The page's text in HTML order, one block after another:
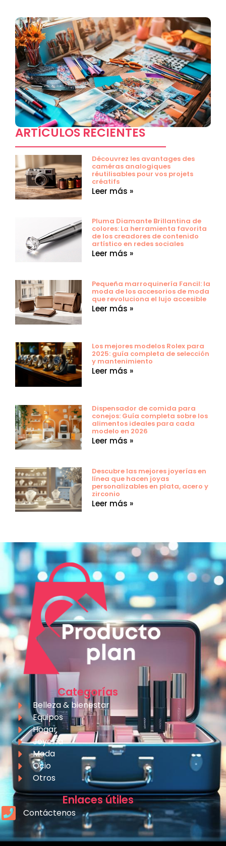
ARTÍCULOS RECIENTES
Découvrez les avantages des
caméras analogiques
réutilisables pour vos projets
créatifs
Leer más »
Pluma Diamante Brillantina de
colores: La herramienta favorita
de los creadores de contenido
artístico en redes sociales
Leer más »
Pequeña marroquinería Fancil: la
moda de los accesorios de moda
que revoluciona el lujo accesible
Leer más »
Los mejores modelos Rolex para
2025: guía completa de selección
y mantenimiento
Leer más »
Dispensador de comida para
conejos: Guía completa sobre los
alimentos ideales para cada
modelo en 2026
Leer más »
Descubre las mejores joyerías en
línea que hacen joyas
personalizables en plata, acero y
zirconio
Leer más »
Categorías
Belleza & bienestar
Equipos
Hogar
Joyería
Moda
Ocio
Otros
Enlaces útiles
Contáctenos